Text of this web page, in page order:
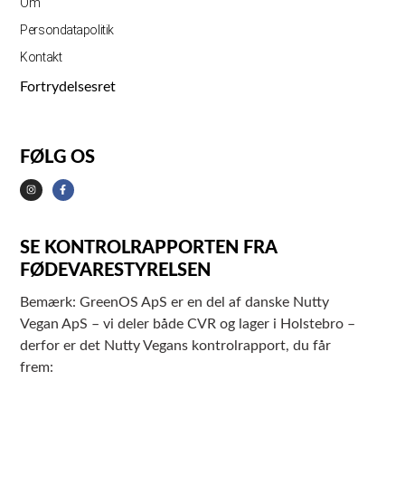
Persondatapolitik
Kontakt
Fortrydelsesret
FØLG OS
SE KONTROLRAPPORTEN FRA
FØDEVARESTYRELSEN
Bemærk: GreenOS ApS er en del af danske Nutty
Vegan ApS – vi deler både CVR og lager i Holstebro –
derfor er det Nutty Vegans kontrolrapport, du får
frem: